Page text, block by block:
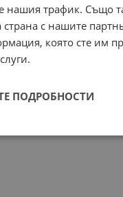
нашия трафик. Също
страна с нашите
която сте им
ПОДРОБНОСТИ